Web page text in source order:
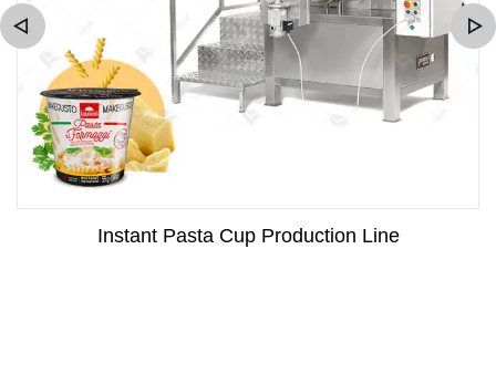
Instant Pasta Cup Production Line